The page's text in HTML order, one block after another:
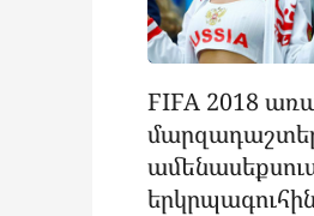
FIFA 2018